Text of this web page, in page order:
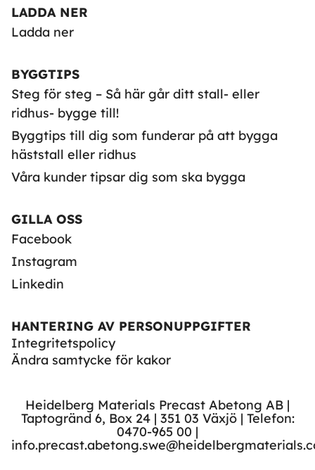
LADDA NER
Ladda ner
BYGGTIPS
Steg för steg – Så här går ditt stall- eller
ridhus- bygge till!
Byggtips till dig som funderar på att bygga
häststall eller ridhus
Våra kunder tipsar dig som ska bygga
GILLA OSS
Facebook
Instagram
Linkedin
HANTERING AV PERSONUPPGIFTER
Integritetspolicy
Ändra samtycke för kakor
Heidelberg Materials Precast Abetong AB |
Taptogränd 6, Box 24 | 351 03 Växjö | Telefon:
0470-965 00 |